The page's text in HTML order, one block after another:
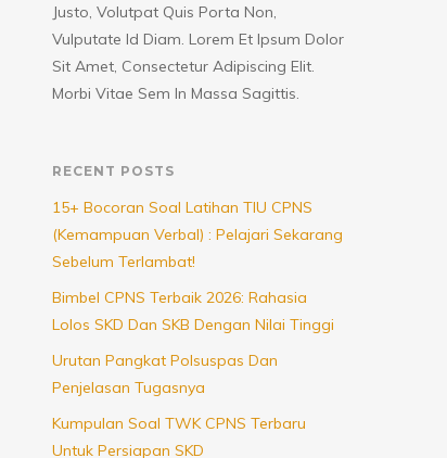
Justo, Volutpat Quis Porta Non,
Vulputate Id Diam. Lorem Et Ipsum Dolor
Sit Amet, Consectetur Adipiscing Elit.
Morbi Vitae Sem In Massa Sagittis.
RECENT POSTS
15+ Bocoran Soal Latihan TIU CPNS
(Kemampuan Verbal) : Pelajari Sekarang
Sebelum Terlambat!
Bimbel CPNS Terbaik 2026: Rahasia
Lolos SKD Dan SKB Dengan Nilai Tinggi
Urutan Pangkat Polsuspas Dan
Penjelasan Tugasnya
Kumpulan Soal TWK CPNS Terbaru
Untuk Persiapan SKD